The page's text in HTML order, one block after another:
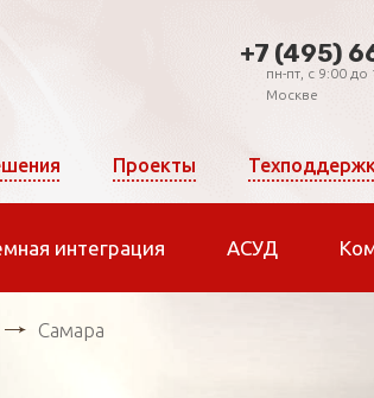
+7 (495)
пн-пт, c 9:00 до
Москве
интеграция АСУД
Проекты
Самара